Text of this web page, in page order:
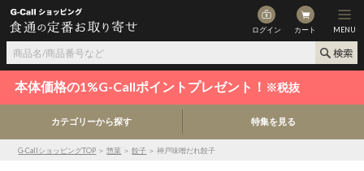
ログイン カート MENU
本体価格の1%G-Callポイントプレゼント！ ※税抜
カテゴリーから探す 特集を見る
G-CallショッピングTOP ＞惣菜 ＞餃子 ＞ 神戸味噌だれ餃子